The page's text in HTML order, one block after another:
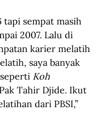
tapi sempat masih
2007. Lalu di
karier melatih
saya banyak
Koh
Tahir Djide. Ikut
dari PBSI,”